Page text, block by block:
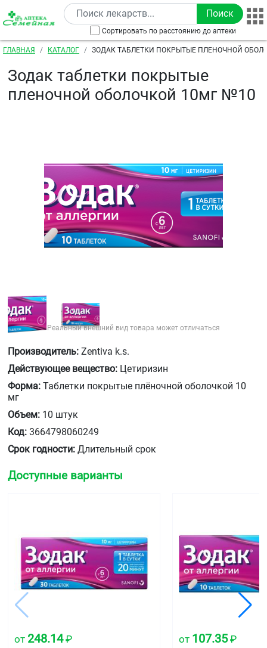
Перейти к основному содержанию
Сортировать по расстоянию до аптеки
Строка навигации
ГЛАВНАЯ КАТАЛОГ ЗОДАК ТАБЛЕТКИ ПОКРЫТЫЕ ПЛЕНОЧНОЙ
Зодак таблетки покрытые
пленочной оболочкой 10мг №10
Реальный внешний вид товара может отличаться
Производитель: Zentiva k.s.
Действующее вещество: Цетиризин
Форма: Таблетки покрытые плёночной оболочкой 10
мг
Объем: 10 штук
Код: 3664798060249
Срок годности: Длительный срок
Доступные варианты
от 248.14₽ от 107.35₽